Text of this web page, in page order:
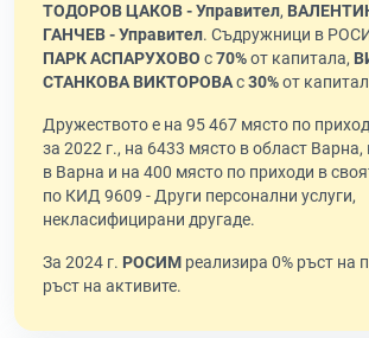
ТОДОРОВ ЦАКОВ - Управител,
ГАНЧЕВ - Управител. Съдружници в
ПАРК АСПАРУХОВО с70%от капитала,
СТАНКОВА ВИКТОРОВАс30%от
Дружеството е на 95 467 място по
за 2022 г., на 6433 място в област
в Варна и на 400 място по приходи в
по КИД 9609 - Други персонални услуги,
некласифицирани другаде.
За 2024 г. РОСИМ реализира 0% ръст на
ръст на активите.